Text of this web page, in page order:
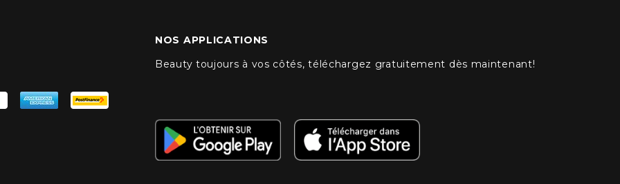
NOS APPLICATIONS
Beauty toujours à vos côtés, téléchargez gratuitement dès maintenant!